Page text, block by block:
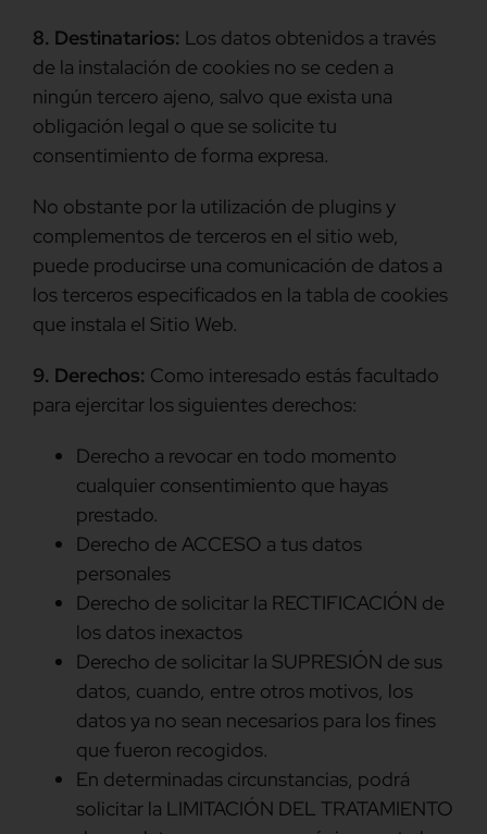
8. Destinatarios: Los datos obtenidos a través
de la instalación de cookies no se ceden a
ningún tercero ajeno, salvo que exista una
obligación legal o que se solicite tu
consentimiento de forma expresa.
No obstante por la utilización de plugins y
complementos de terceros en el sitio web,
puede producirse una comunicación de datos a
los terceros especificados en la tabla de cookies
que instala el Sitio Web.
9. Derechos: Como interesado estás facultado
para ejercitar los siguientes derechos:
Derecho a revocar en todo momento
cualquier consentimiento que hayas
prestado.
Derecho de ACCESO a tus datos
personales
Derecho de solicitar la RECTIFICACIÓN de
los datos inexactos
Derecho de solicitar la SUPRESIÓN de sus
datos, cuando, entre otros motivos, los
datos ya no sean necesarios para los fines
que fueron recogidos.
En determinadas circunstancias, podrá
solicitar la LIMITACIÓN DEL TRATAMIENTO